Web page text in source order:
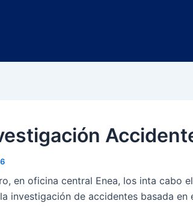
en oficina central Enea, los inta cabo
investigación de accidentes basada